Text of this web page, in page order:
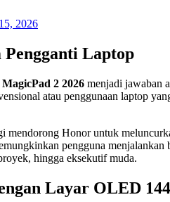
2026
Laptop
2 2026 menjadi jawaban
atau penggunaan laptop
mendorong Honor untuk
pengguna menjalankan
hingga eksekutif muda.
Layar OLED